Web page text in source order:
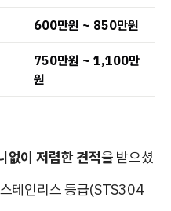
600만원 ~ 850만원
750만원 ~ 1,100만
원
없이 저렴한 견적을 받으셨
테인리스 등급(STS304